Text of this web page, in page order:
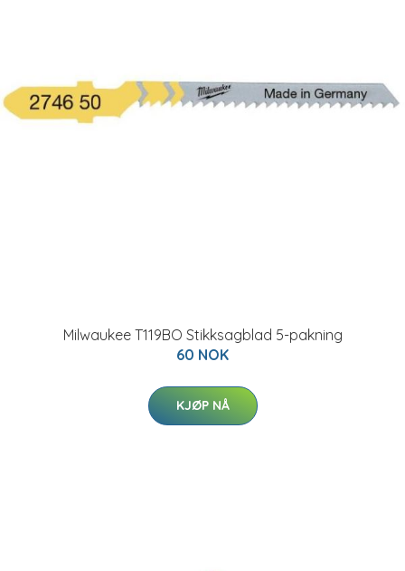
Milwaukee T119BO Stikksagblad 5-pakning
60 NOK
KJØP NÅ